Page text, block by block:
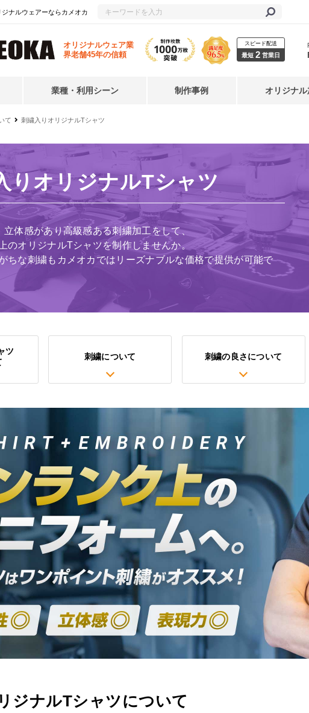
ナルウェアーならカメオカ
オリジナルウェア業
界老舗45年の信頼
スピード配送
最短 2 営業日
業種・利用シーン 制作事例 オリジナ
て 刺繍入りオリジナルTシャツ
りオリジナルTシャツ
立体感があり高級感ある刺繍加工をして、
のオリジナルTシャツを制作しませんか。
ちな刺繍もカメオカではリーズナブルな価格で提供が可能で
ツ
刺繍について 刺繍の良さについて
ジナルTシャツについて